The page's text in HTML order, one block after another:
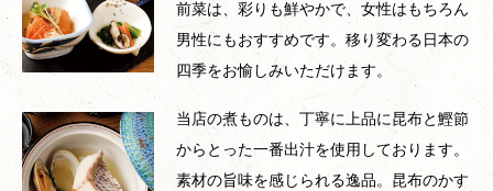
前菜は、彩りも鮮やかで、女性はもちろん
男性にもおすすめです。移り変わる日本の
四季をお愉しみいただけます。
当店の煮ものは、丁寧に上品に昆布と鰹節
からとった一番出汁を使用しております。
素材の旨味を感じられる逸品。昆布のかす